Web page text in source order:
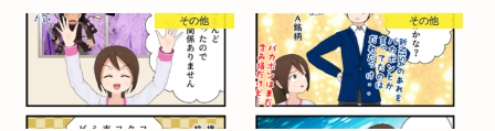
その他 その他